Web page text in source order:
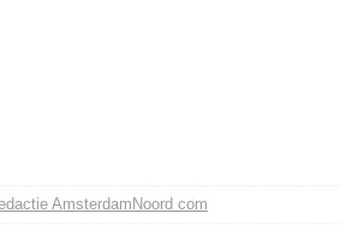
AmsterdamNoord com